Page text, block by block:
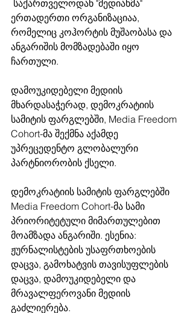
ერთადერთი ორგანიზაციაა,
რომელიც კოჰორტის მუშაობასა და
ანგარიშის მომზადებაში იყო
ჩართული.
დამოუკიდებელი მედიის
მხარდასაჭერად, დემოკრატიის
სამიტის ფარგლებში, Media Freedom
Cohort-მა შექმნა აქამდე
უპრეცედენტო გლობალური
პარტნიორობის ქსელი.
დემოკრატიის სამიტის ფარგლებში
Media Freedom Cohort-მა სამი
პრიორიტეტული მიმართულებით
მოამზადა ანგარიში. ესენია:
ჟურნალისტების უსაფრთხოების
დაცვა, გამოხატვის თავისუფლების
დაცვა, დამოუკიდებელი და
მრავალფეროვანი მედიის
გაძლიერება.